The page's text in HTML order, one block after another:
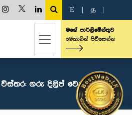
E த
මගේ පාර්ලිමේන්තුව
මෙතැනින් පිවිසෙන්න
ගරු දිලිප් වෙදආරච්චි